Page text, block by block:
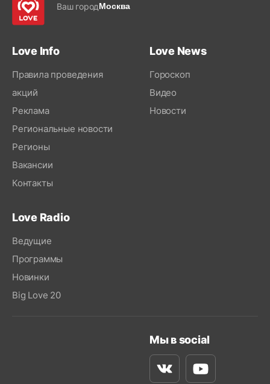
Ваш городМосква
Love Info
Правила проведения
акций
Реклама
Региональные новости
Регионы
Вакансии
Контакты
Love News
Гороскоп
Видео
Новости
Love Radio
Ведущие
Программы
Новинки
Big Love 20
Мы в social
ВконтактеYoutube